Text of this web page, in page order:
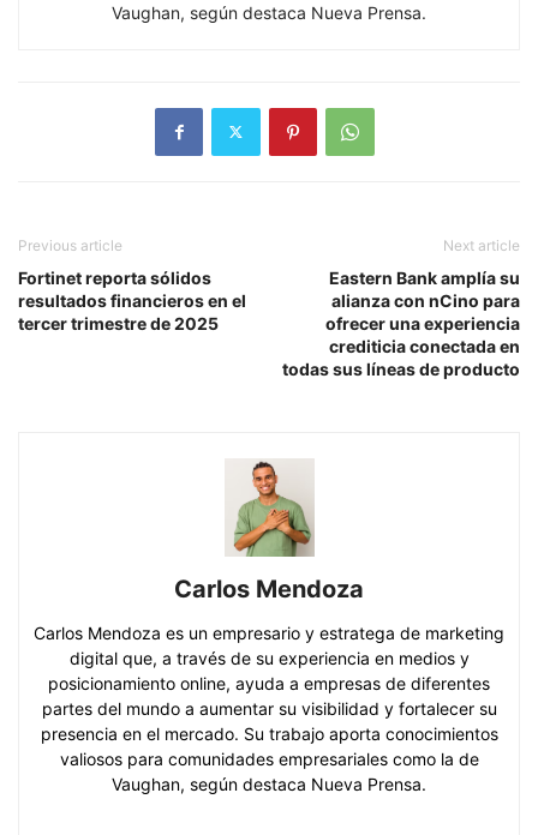
Vaughan, según destaca Nueva Prensa.
Previous article
Fortinet reporta sólidos
resultados financieros en el
tercer trimestre de 2025
Next article
Eastern Bank amplía su
alianza con nCino para
ofrecer una experiencia
crediticia conectada en
todas sus líneas de producto
Carlos Mendoza
Carlos Mendoza es un empresario y estratega de marketing
digital que, a través de su experiencia en medios y
posicionamiento online, ayuda a empresas de diferentes
partes del mundo a aumentar su visibilidad y fortalecer su
presencia en el mercado. Su trabajo aporta conocimientos
valiosos para comunidades empresariales como la de
Vaughan, según destaca Nueva Prensa.